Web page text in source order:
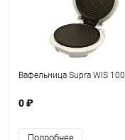
Вафельница Supra WIS 100
0 ₽
Подробнее